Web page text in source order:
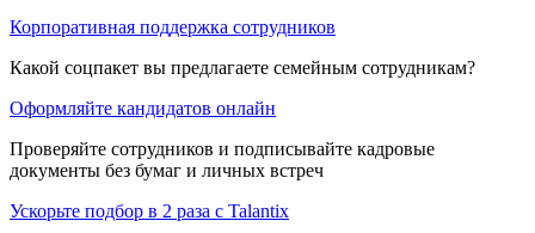
Корпоративная поддержка сотрудников
Какой соцпакет вы предлагаете семейным сотрудникам?
Оформляйте кандидатов онлайн
Проверяйте сотрудников и подписывайте кадровые
документы без бумаг и личных встреч
Ускорьте подбор в 2 раза с Talantix